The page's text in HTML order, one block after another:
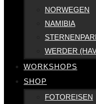
NORWEGEN
NAMIBIA
WERDER
WORKSHOPS
SHOP
FOTOREISEN